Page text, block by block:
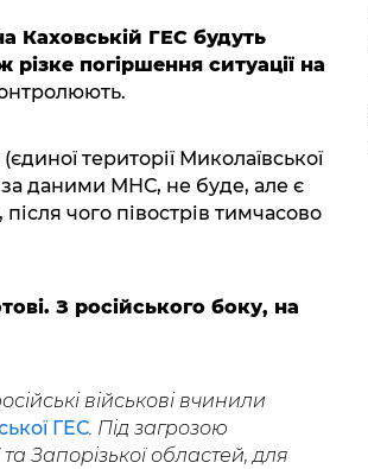
Каховській ГЕС будуть
погіршення ситуації на
території Миколаївської
даними МНС, не буде, але є
чого півострів тимчасово
З російського боку, на
військові вчинили
ГЕС. Під загрозою
Запорізької областей, для